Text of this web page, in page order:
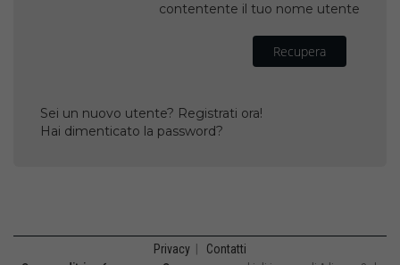
contentente il tuo nome utente
Recupera
Sei un nuovo utente? Registrati ora!
Hai dimenticato la password?
Privacy Contatti